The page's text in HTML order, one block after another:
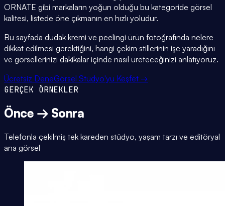
ORNATE gibi markaların yoğun olduğu bu kategoride görsel
kalitesi, listede öne çıkmanın en hızlı yoludur.
Bu sayfada dudak kremi ve peelingi ürün fotoğrafında nelere
dikkat edilmesi gerektiğini, hangi çekim stillerinin işe yaradığını
ve görsellerinizi dakikalar içinde nasıl üreteceğinizi anlatıyoruz.
Ücretsiz DeneGörsel Stüdyo'yu Keşfet →
GERÇEK ÖRNEKLER
Önce → Sonra
Telefonla çekilmiş tek kareden stüdyo, yaşam tarzı ve editöryal
ana görsel